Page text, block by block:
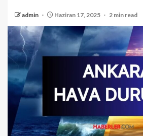
admin Haziran 17, 2025 2 min read